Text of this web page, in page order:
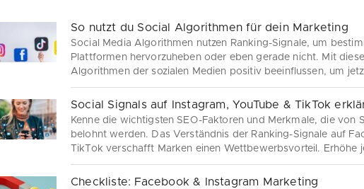
So nutzt du Social Algorithmen für dein Marketing
Social Media Algorithmen nutzen Ranking-Signale, um
Plattformen hervorzuheben oder eben gerade nicht. Mit
Algorithmen der sozialen Medien positiv beeinflussen, um
erhöhen und ganz allgemein zu punkten.
Social Signals auf Instagram, YouTube & TikTok
Kenne die wichtigsten SEO-Faktoren und Merkmale, die von
belohnt werden. Das Verständnis der Ranking-Signale auf
TikTok verschafft Marken einen Wettbewerbsvorteil. Erhöhe
Social Media Posts, Reels & Videos.
Checkliste: Facebook & Instagram Marketing